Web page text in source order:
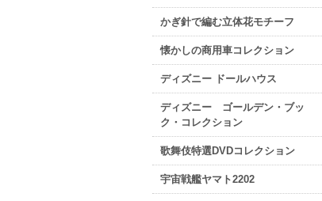
かぎ針で編む立体花モチーフ
懐かしの商用車コレクション
ディズニー ドールハウス
ディズニー ゴールデン・ブッ
ク・コレクション
歌舞伎特選DVDコレクション
宇宙戦艦ヤマト2202